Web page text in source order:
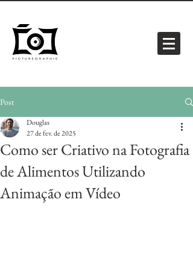
Post
Como ser Criativo na Fotografia
de Alimentos Utilizando
Animação em Vídeo
Douglas
27 de fev. de 2025